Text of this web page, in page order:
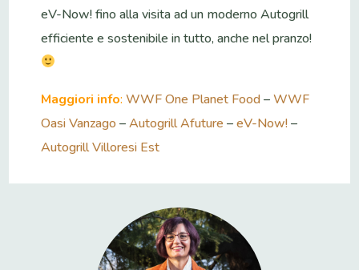
eV-Now! fino alla visita ad un moderno Autogrill
efficiente e sostenibile in tutto, anche nel pranzo!
Maggiori info: WWF One Planet Food–WWF
Oasi Vanzago –Autogrill Afuture –eV-Now!–
Autogrill Villoresi Est